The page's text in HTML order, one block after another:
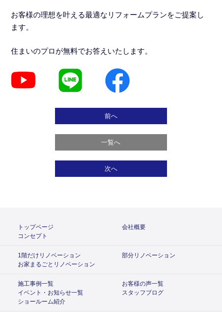
お客様の理想を叶える最適なリフォームプランをご提案し
ます。
住まいのプロが無料でお答えいたします。
前へ
一覧へ
次へ
トップページ
会社概要
コンセプト
1階だけリノベーション
部分リノベーション
お家まるごとリノベーション
施工事例一覧
お客様の声一覧
イベント・お知らせ一覧
スタッフブログ
ショールーム紹介